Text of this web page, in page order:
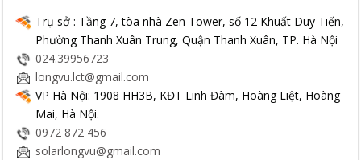
Trụ sở : Tầng 7, tòa nhà Zen Tower, số 12 Khuất Duy Tiến,
Phường Thanh Xuân Trung, Quận Thanh Xuân, TP. Hà Nội
024.39956723
longvu.lct@gmail.com
VP Hà Nội: 1908 HH3B, KĐT Linh Đàm, Hoàng Liệt, Hoàng
Mai, Hà Nội.
0972 872 456
solarlongvu@gmail.com